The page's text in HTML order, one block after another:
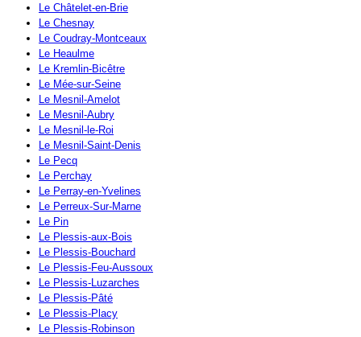
Le Châtelet-en-Brie
Le Chesnay
Le Coudray-Montceaux
Le Heaulme
Le Kremlin-Bicêtre
Le Mée-sur-Seine
Le Mesnil-Amelot
Le Mesnil-Aubry
Le Mesnil-le-Roi
Le Mesnil-Saint-Denis
Le Pecq
Le Perchay
Le Perray-en-Yvelines
Le Perreux-Sur-Marne
Le Pin
Le Plessis-aux-Bois
Le Plessis-Bouchard
Le Plessis-Feu-Aussoux
Le Plessis-Luzarches
Le Plessis-Pâté
Le Plessis-Placy
Le Plessis-Robinson